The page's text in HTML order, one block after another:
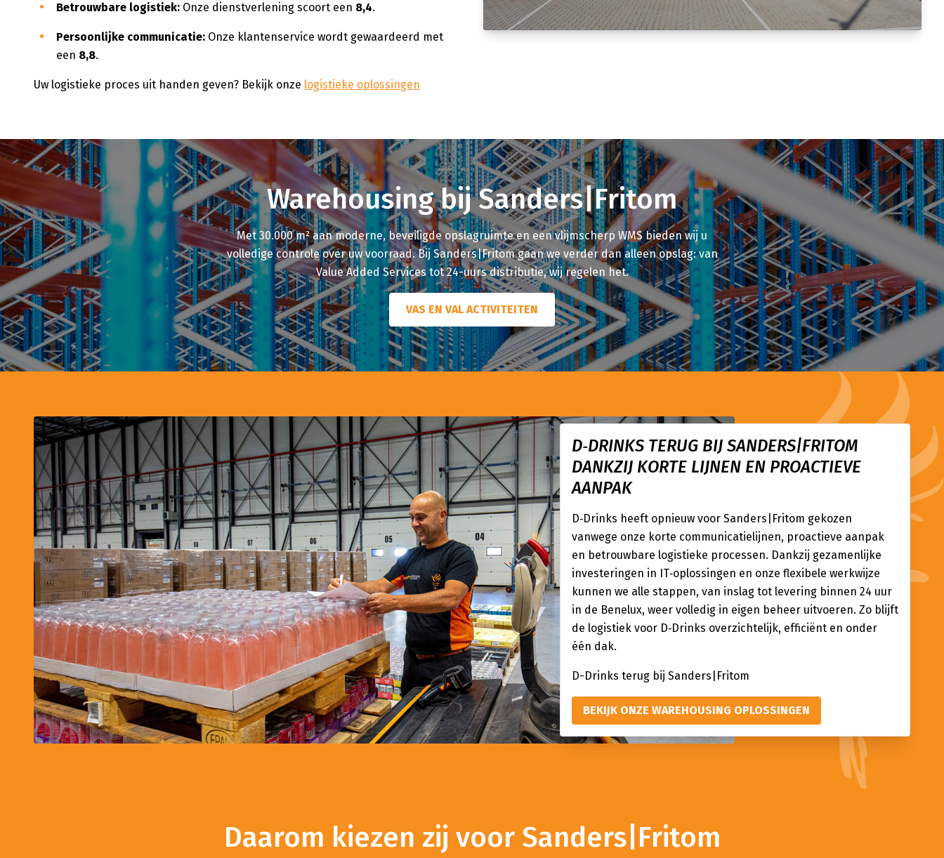
Betrouwbare logistiek: Onze dienstverlening scoort een 8,4.
Persoonlijke communicatie: Onze klantenservice wordt gewaardeerd met
een 8,8.
Uw logistieke proces uit handen geven? Bekijk onze logistieke oplossingen
Warehousing bij Sanders|Fritom
Met 30.000 m² aan moderne, beveiligde opslagruimte en een vlijmscherp WMS bieden wij u
volledige controle over uw voorraad. Bij Sanders|Fritom gaan we verder dan alleen opslag: van
Value Added Services tot 24-uurs distributie, wij regelen het.
VAS EN VAL ACTIVITEITEN
D‑DRINKS TERUG BIJ SANDERS|FRITOM
DANKZIJ KORTE LIJNEN EN PROACTIEVE
AANPAK
D‑Drinks heeft opnieuw voor Sanders|Fritom gekozen
vanwege onze korte communicatielijnen, proactieve aanpak
en betrouwbare logistieke processen. Dankzij gezamenlijke
investeringen in IT‑oplossingen en onze flexibele werkwijze
kunnen we alle stappen, van inslag tot levering binnen 24 uur
in de Benelux, weer volledig in eigen beheer uitvoeren. Zo blijft
de logistiek voor D‑Drinks overzichtelijk, efficiënt en onder
één dak.
D-Drinks terug bij Sanders|Fritom
BEKIJK ONZE WAREHOUSING OPLOSSINGEN
Daarom kiezen zij voor Sanders|Fritom